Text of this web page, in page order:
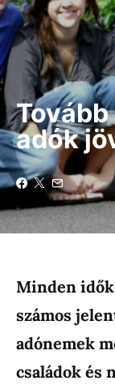
adók
Minden
számos
adónemek
családok és